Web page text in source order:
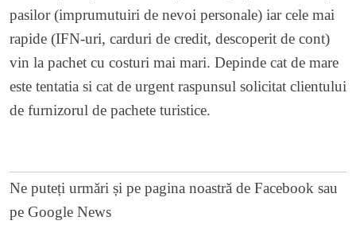
pasilor (imprumutuiri de nevoi personale) iar cele mai
rapide (IFN-uri, carduri de credit, descoperit de cont)
vin la pachet cu costuri mai mari. Depinde cat de mare
este tentatia si cat de urgent raspunsul solicitat clientului
de furnizorul de pachete turistice.
Ne puteți urmări și pe pagina noastră de Facebook sau
pe Google News